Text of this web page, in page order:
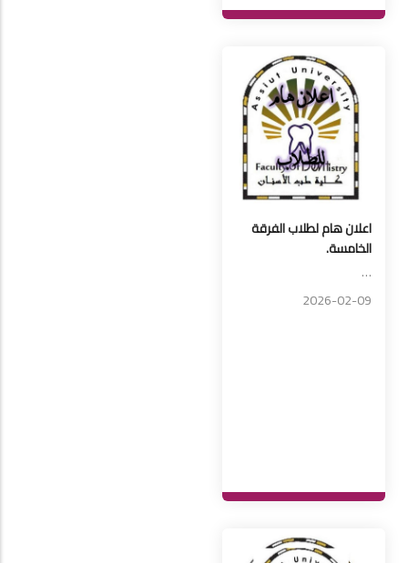
اعلان هام لطلاب الفرقة
الخامسة.
…
2026-02-09